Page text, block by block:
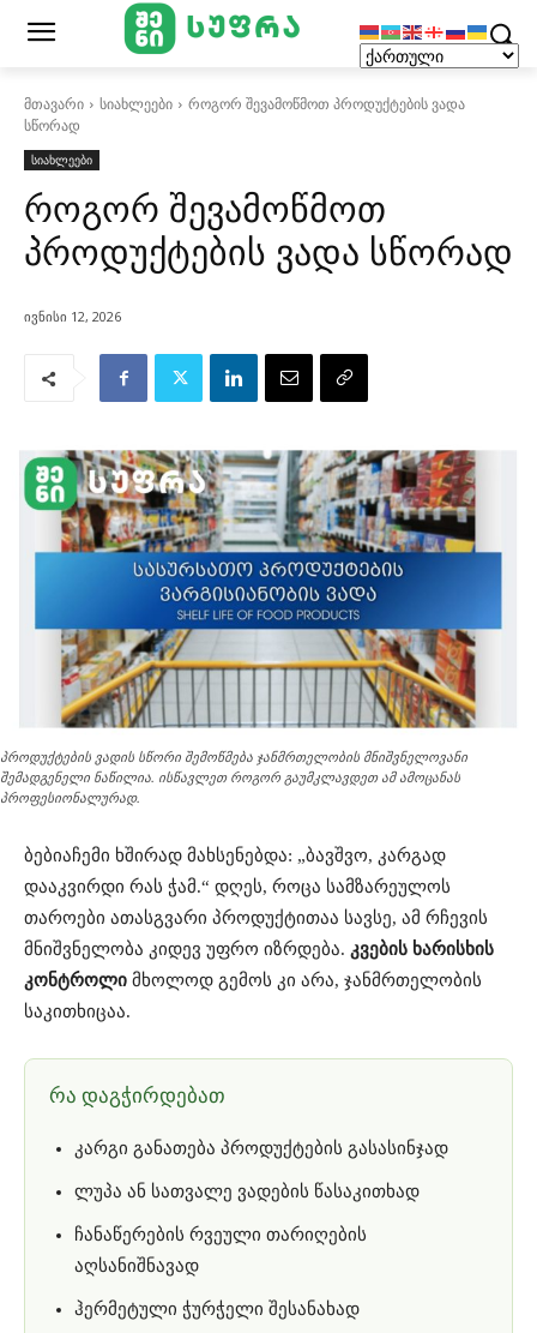
მთავარი სიახლეები
როგორ შევამოწმოთ პროდუქტების ვადა
სწორად
სიახლეები
როგორ შევამოწმოთ
პროდუქტების ვადა სწორად
ივნისი 12, 2026
პროდუქტების ვადის სწორი შემოწმება ჯანმრთელობის მნიშვნელოვანი
შემადგენელი ნაწილია. ისწავლეთ როგორ გაუმკლავდეთ ამ ამოცანას
პროფესიონალურად.
ბებიაჩემი ხშირად მახსენებდა: „ბავშვო, კარგად
დააკვირდი რას ჭამ.“ დღეს, როცა სამზარეულოს
თაროები ათასგვარი პროდუქტითაა სავსე, ამ რჩევის
მნიშვნელობა კიდევ უფრო იზრდება. კვების ხარისხის
კონტროლი მხოლოდ გემოს კი არა, ჯანმრთელობის
საკითხიცაა.
რა დაგჭირდებათ
კარგი განათება პროდუქტების გასასინჯად
ლუპა ან სათვალე ვადების წასაკითხად
ჩანაწერების რვეული თარიღების
აღსანიშნავად
ჰერმეტული ჭურჭელი შესანახად